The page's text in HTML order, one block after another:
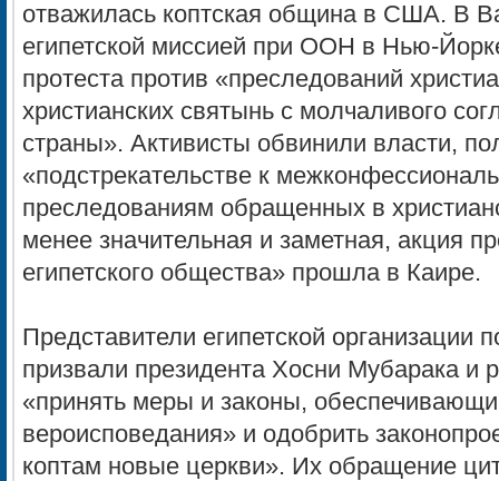
отважилась коптская община в США. В
египетской миссией при ООН в Нью-
протеста против «преследований
христианских святынь с молчаливого
страны». Активисты обвинили власти,
«подстрекательстве к
преследованиям обращенных в
менее значительная и заметная, акция
египетского общества» прошла в Каире.
Представители египетской организации
призвали президента Хосни Мубарака и
«принять меры и законы,
вероисповедания» и одобрить
коптам новые церкви». Их обращение